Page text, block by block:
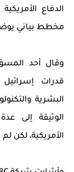
الدفاع
مخطط بياني
وقال أحد
قدرات
البشرية
الوثيقة إلى
الأمريكية، لكن